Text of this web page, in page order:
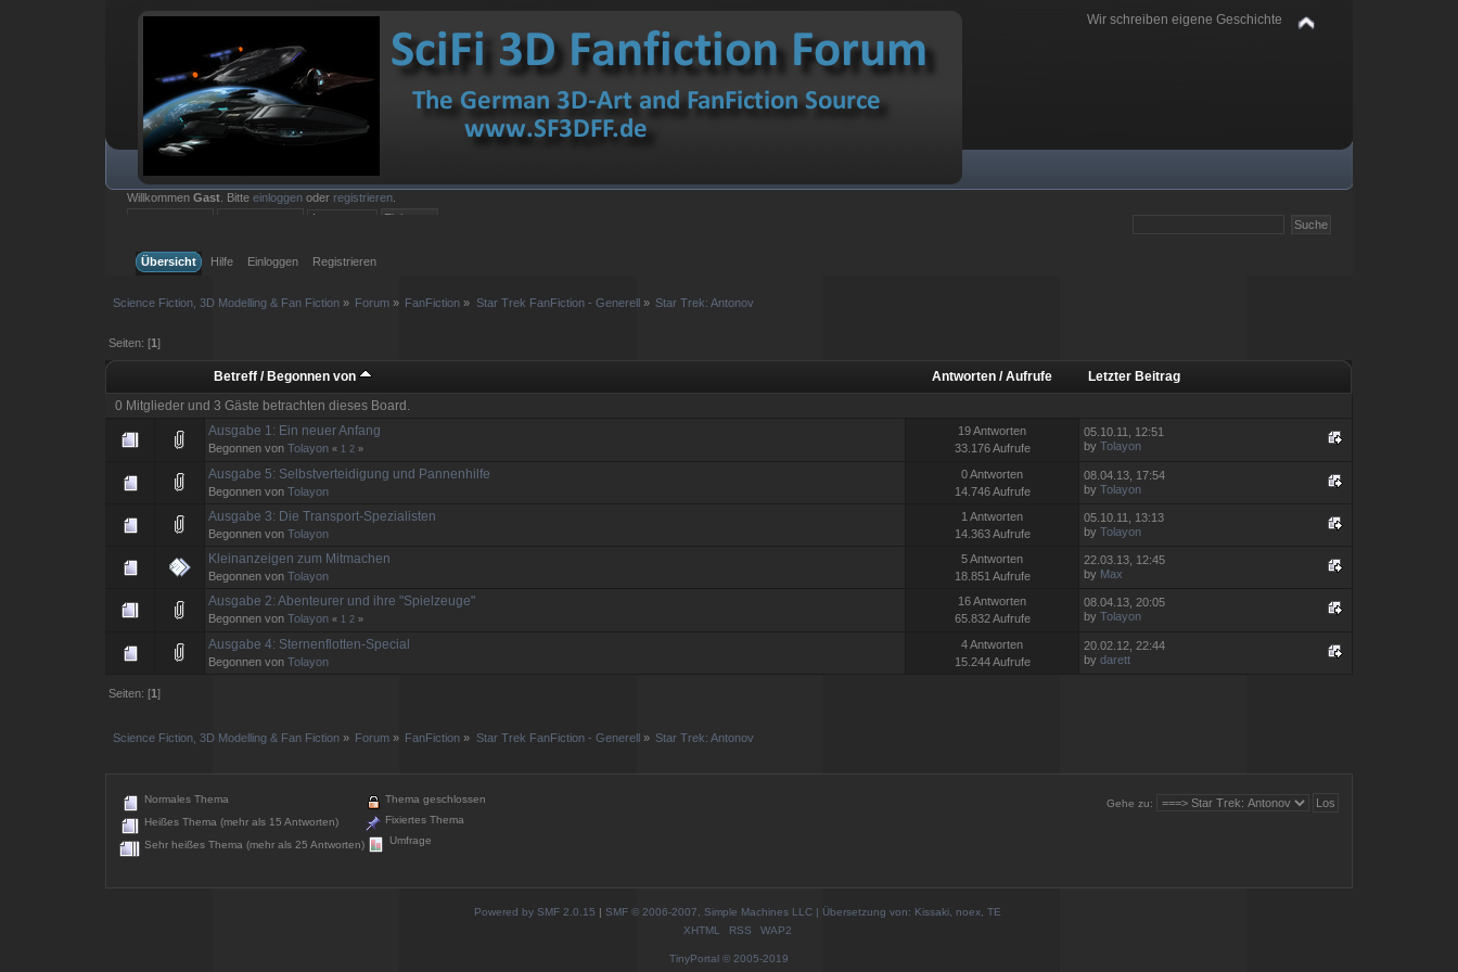
Wir schreiben eigene Geschichte
WillkommenGast . Bitteeinloggen oder registrieren
Übersicht
Hilfe Einloggen Registrieren
Science Fiction, 3D Modelling & Fan Fiction» Forum » FanFiction » Star Trek FanFiction - Generell » Star Trek: Antonov
Seiten: [1 ]
Betreff/ Begonnen von Antworten/Aufrufe
Letzter Beitrag
0 Mitglieder und 3 Gäste betrachten dieses Board.
Ausgabe 1: Ein neuer Anfang
Begonnen vonTolayon « 1 2 »
19 Antworten
33.176 Aufrufe
05.10.11, 12:51
byTolayon
Ausgabe 5: Selbstverteidigung und Pannenhilfe
Begonnen vonTolayon
0 Antworten
14.746 Aufrufe
08.04.13, 17:54
byTolayon
Ausgabe 3: Die Transport-Spezialisten
Begonnen vonTolayon
1 Antworten
14.363 Aufrufe
05.10.11, 13:13
byTolayon
Kleinanzeigen zum Mitmachen
Begonnen vonTolayon
5 Antworten
18.851 Aufrufe
22.03.13, 12:45
by Max
Ausgabe 2: Abenteurer und ihre "Spielzeuge"
Begonnen vonTolayon « 1 2 »
16 Antworten
65.832 Aufrufe
08.04.13, 20:05
byTolayon
Ausgabe 4: Sternenflotten-Special
Begonnen vonTolayon
4 Antworten
15.244 Aufrufe
20.02.12, 22:44
bydarett
Seiten: [1]
Science Fiction, 3D Modelling & Fan Fiction» Forum » FanFiction » Star Trek FanFiction - Generell » Star Trek: Antonov
Gehe zu:
Normales Thema
Heißes Thema (mehr als 15 Antworten)
Sehr heißes Thema (mehr als 25 Antworten)
Thema geschlossen
Fixiertes Thema
Umfrage
Powered by SMF 2.0.15 | SMF © 2006-2007, Simple Machines LLC | Übersetzung von: Kissaki, noex, TE
XHTML
RSS WAP2
TinyPortal © 2005-2019